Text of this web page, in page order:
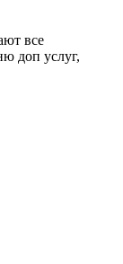
все
доп услуг,